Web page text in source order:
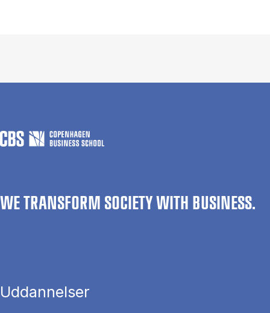
WE TRANSFORM SOCIETY WITH BUSINESS.
Uddannelser